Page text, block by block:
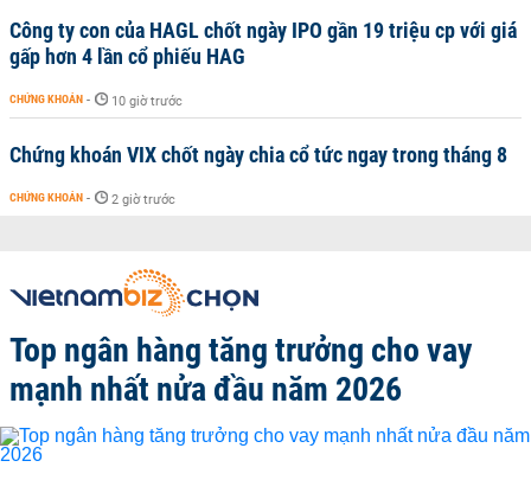
Công ty con của HAGL chốt ngày IPO gần 19 triệu cp với giá
gấp hơn 4 lần cổ phiếu HAG
CHỨNG KHOÁN - 10 giờ trước
Chứng khoán VIX chốt ngày chia cổ tức ngay trong tháng 8
CHỨNG KHOÁN - 2 giờ trước
Top ngân hàng tăng trưởng cho vay
mạnh nhất nửa đầu năm 2026